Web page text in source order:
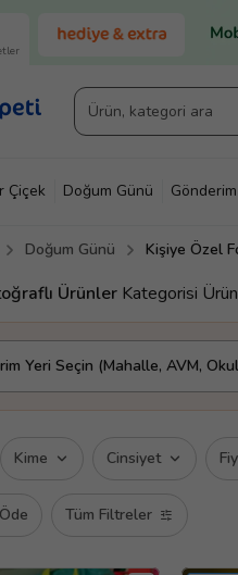
Çiçek Doğum Günü
Doğum Günü Kişiye Özel
Ürünler Kategorisi
Yeri Seçin (Mahalle, AVM,
Kime Cinsiyet
Tüm Filtreler